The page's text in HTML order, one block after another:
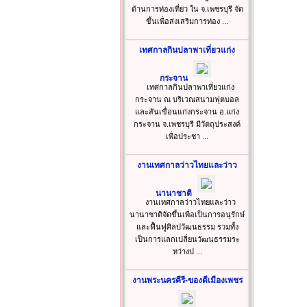
ด้านการท่องเที่ยว ใน จ.เพชรบุรี จัด
ขึ้นเพื่อส่งเสริมการท่อง ...
เทศกาลกินปลาพาเที่ยวแก่ง
กระจาน
เทศกาลกินปลาพาเที่ยวแก่ง
กระจาน ณ บริเวณสนามฟุตบอล
และสันเขื่อนแก่งกระจาน อ.แก่ง
กระจาน จ.เพชรบุรี มีวัตถุประสงค์
เพื่อประชา ...
งานเทศกาลว่าวไทยและว่าว
นานาชาติ
งานเทศกาลว่าวไทยและว่าว
นานาชาติจัดขึ้นเพื่อเป็นการอนุรักษ์
และฟื้นฟูศิลปวัฒนธรรม รวมทั้ง
เป็นการแลกเปลี่ยนวัฒนธรรมระ
หว่างป ...
งานพระนครคีรี-ของดีเมืองเพชร